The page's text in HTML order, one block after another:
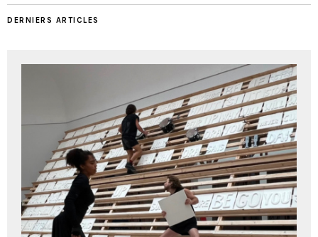
DERNIERS ARTICLES